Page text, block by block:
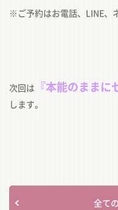
※ご予約はお電話、LINE、
次回は 『本能のままに
します。
全て